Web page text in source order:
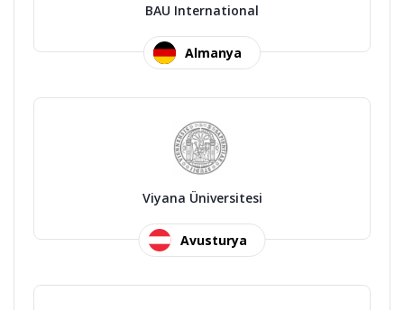
BAU International
Almanya
Viyana Üniversitesi
Avusturya